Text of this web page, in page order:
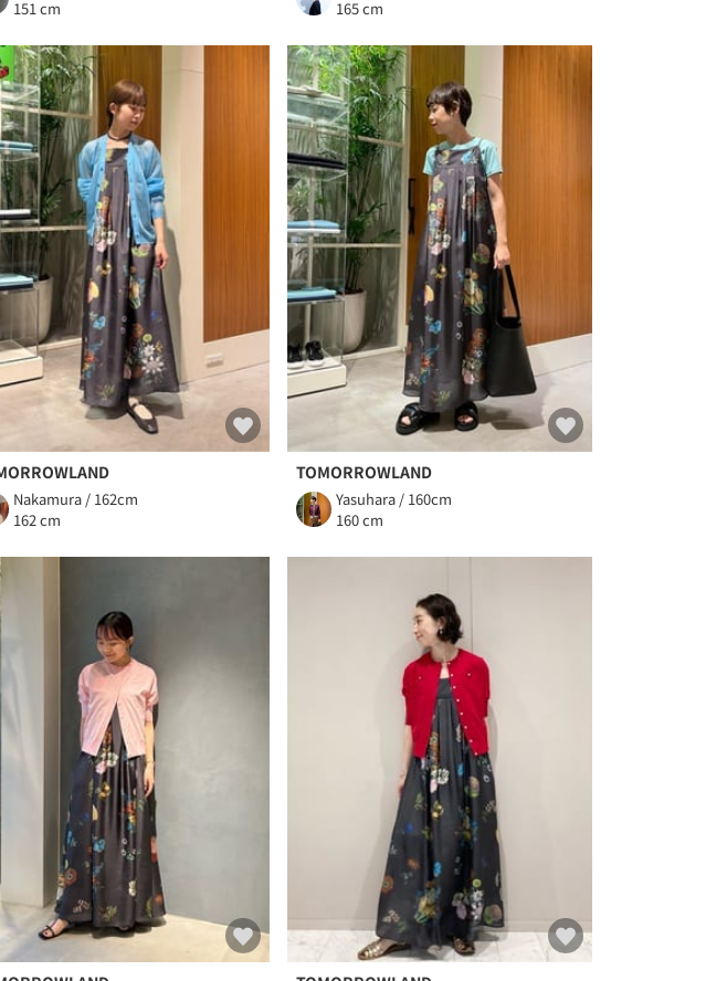
151 cm
165 cm
Nakamura / 162cm
162 cm
TOMORROWLAND
Yasuhara / 160cm
160 cm